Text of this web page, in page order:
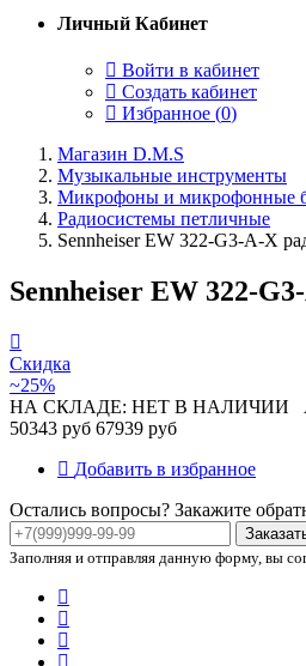
Личный Кабинет
Войти в кабинет
Создать кабинет
Избранное (0)
Магазин D.M.S
Музыкальные инструменты
Микрофоны и микрофонные
Радиосистемы петличные
Sennheiser EW 322-G3-A-X
Sennheiser EW 322-
Скидка
~25%
НА СКЛАДЕ: НЕТ В НАЛИЧИИ
50343 руб 67939 руб
Добавить в избранное
Остались вопросы? Закажите
Заполняя и отправляя данную форму, вы